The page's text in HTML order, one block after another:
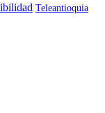
Teleantioquia